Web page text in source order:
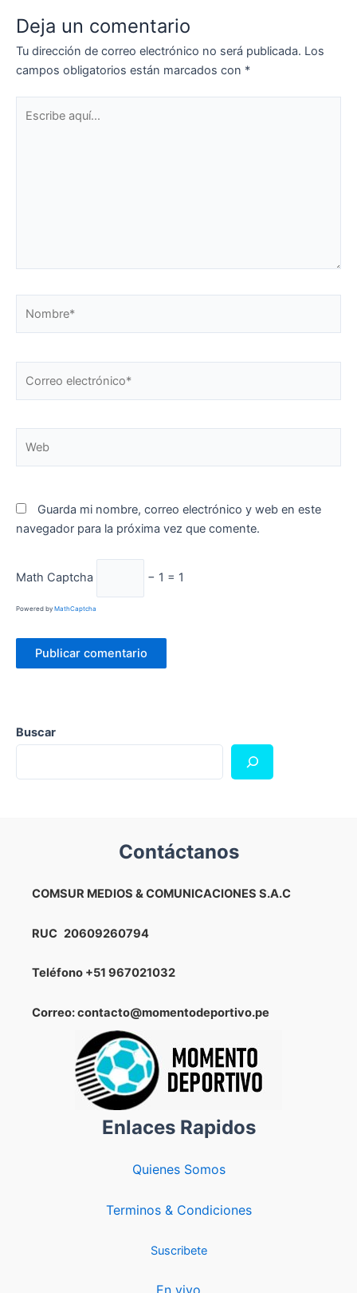
Deja un comentario
Tu dirección de correo electrónico no será publicada. Los
campos obligatorios están marcados con *
electrónico*
Guarda mi nombre, correo electrónico y web en este
navegador para la próxima vez que comente.
Math Captcha − 1 = 1
Powered by MathCaptcha
Buscar
Contáctanos
COMSUR MEDIOS & COMUNICACIONES S.A.C
RUC 20609260794
Teléfono +51 967021032
Correo: contacto@momentodeportivo.pe
Enlaces Rapidos
Quienes Somos
Terminos & Condiciones
Suscribete